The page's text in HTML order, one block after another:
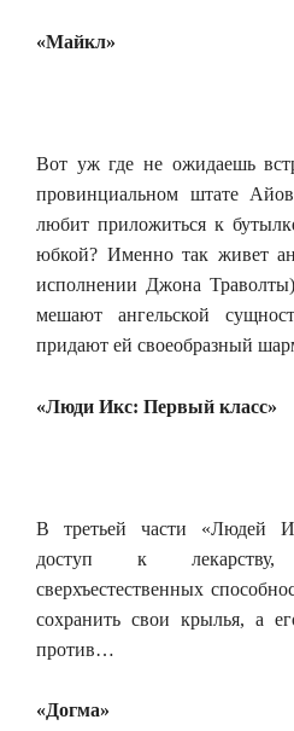
«Майкл»
Вот уж где не ожидаешь
провинциальном штате
любит приложиться к
юбкой? Именно так живет
исполнении Джона
мешают ангельской
придают ей своеобразный
«Люди Икс: Первый класс»
В третьей части «Людей
доступ к
сверхъестественных
сохранить свои крылья, а
против…
«Догма»